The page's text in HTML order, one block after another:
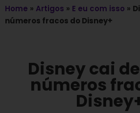
Home » Artigos » E eu com isso »
números fracos do Disney+
Disney cai
números